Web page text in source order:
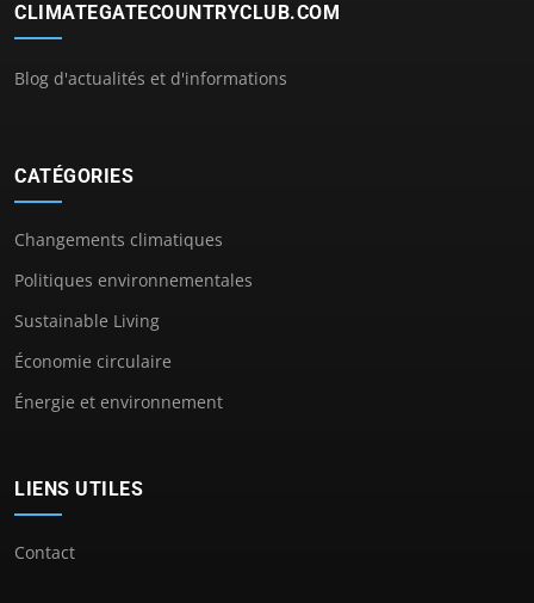
CLIMATEGATECOUNTRYCLUB.COM
Blog d'actualités et d'informations
CATÉGORIES
Changements climatiques
Politiques environnementales
Sustainable Living
Économie circulaire
Énergie et environnement
LIENS UTILES
Contact